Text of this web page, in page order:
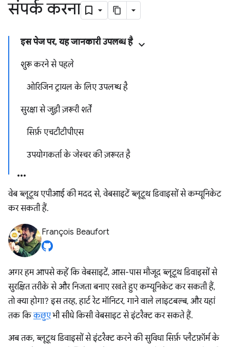
संपर्क करना
इस पेज पर, यह जानकारी उपलब्ध है
शुरू करने से पहले
ओरिजिन ट्रायल के लिए उपलब्ध है
सुरक्षा से जुड़ी ज़रूरी शर्तें
सिर्फ़ एचटीटीपीएस
उपयोगकर्ता के जेस्चर की ज़रूरत है
वेब ब्लूटूथ एपीआई की मदद से, वेबसाइटें ब्लूटूथ डिवाइसों से कम्यूनिकेट
कर सकती हैं.
François Beaufort
अगर हम आपसे कहें कि वेबसाइटें, आस-पास मौजूद ब्लूटूथ डिवाइसों से
सुरक्षित तरीके से और निजता बनाए रखते हुए कम्यूनिकेट कर सकती हैं,
तो क्या होगा? इस तरह, हार्ट रेट मॉनिटर, गाने वाले लाइटबल्ब, और यहां
तक किकछुएभी सीधे किसी वेबसाइट से इंटरैक्ट कर सकते हैं.
अब तक, ब्लूटूथ डिवाइसों से इंटरैक्ट करने की सुविधा सिर्फ़ प्लैटफ़ॉर्म के